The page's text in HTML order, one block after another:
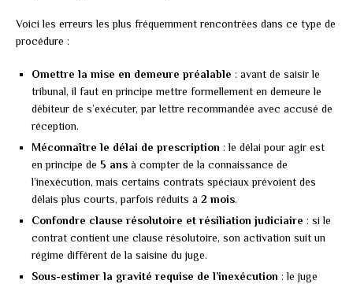
Voici les erreurs les plus fréquemment rencontrées dans ce type de
procédure :
Omettre la mise en demeure préalable : avant de saisir le
tribunal, il faut en principe mettre formellement en demeure le
débiteur de s’exécuter, par lettre recommandée avec accusé de
réception.
Méconnaître le délai de prescription : le délai pour agir est
en principe de 5 ans à compter de la connaissance de
l’inexécution, mais certains contrats spéciaux prévoient des
délais plus courts, parfois réduits à 2 mois.
Confondre clause résolutoire et résiliation judiciaire : si le
contrat contient une clause résolutoire, son activation suit un
régime différent de la saisine du juge.
Sous-estimer la gravité requise de l’inexécution : le juge